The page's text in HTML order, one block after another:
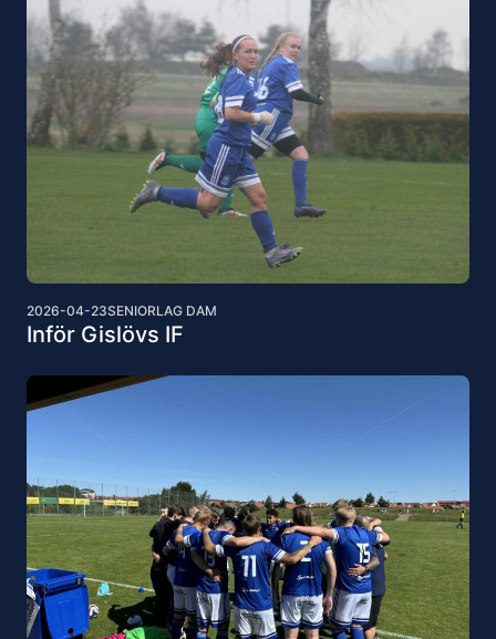
2026-04-23SENIORLAG DAM
Inför Gislövs IF